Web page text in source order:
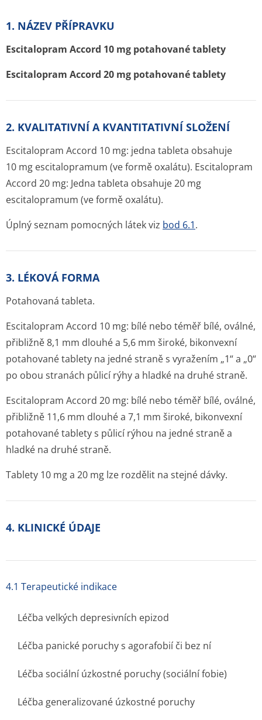
1. NÁZEV PŘÍPRAVKU
Escitalopram Accord 10 mg potahované tablety
Escitalopram Accord 20 mg potahované tablety
2. KVALITATIVNÍ A KVANTITATIVNÍ SLOŽENÍ
Escitalopram Accord 10 mg: jedna tableta obsahuje
10 mg escitalopramum (ve formě oxalátu). Escitalopram
Accord 20 mg: Jedna tableta obsahuje 20 mg
escitalopramum (ve formě oxalátu).
Úplný seznam pomocných látek viz bod 6.1.
3. LÉKOVÁ FORMA
Potahovaná tableta.
Escitalopram Accord 10 mg: bílé nebo téměř bílé, oválné,
přibližně 8,1 mm dlouhé a 5,6 mm široké, bikonvexní
potahované tablety na jedné straně s vyražením „1“ a „0“
po obou stranách půlicí rýhy a hladké na druhé straně.
Escitalopram Accord 20 mg: bílé nebo téměř bílé, oválné,
přibližně 11,6 mm dlouhé a 7,1 mm široké, bikonvexní
potahované tablety s půlicí rýhou na jedné straně a
hladké na druhé straně.
Tablety 10 mg a 20 mg lze rozdělit na stejné dávky.
4. KLINICKÉ ÚDAJE
4.1 Terapeutické indikace
Léčba velkých depresivních epizod
Léčba panické poruchy s agorafobií či bez ní
Léčba sociální úzkostné poruchy (sociální fobie)
Léčba generalizované úzkostné poruchy